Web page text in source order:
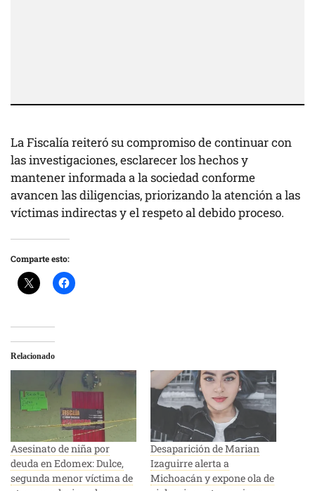
La Fiscalía reiteró su compromiso de continuar con
las investigaciones, esclarecer los hechos y
mantener informada a la sociedad conforme
avancen las diligencias, priorizando la atención a las
víctimas indirectas y el respeto al debido proceso.
Comparte esto:
Relacionado
Asesinato de niña por
deuda en Edomex: Dulce,
segunda menor víctima de
Desaparición de Marian
Izaguirre alerta a
Michoacán y expone ola de